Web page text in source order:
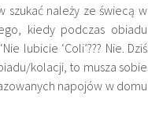
szukać należy ze świecą w
kiedy podczas obiadu
lubicie ‘Coli’??? Nie. Dziś
kolacji, to musza sobie
napojów w domu